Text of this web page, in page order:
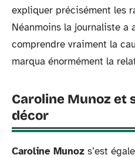
expliquer précisément les
Néanmoins la journaliste a
comprendre vraiment la
marqua énormément la
Caroline Munoz et
décor
Caroline Munoz s’est